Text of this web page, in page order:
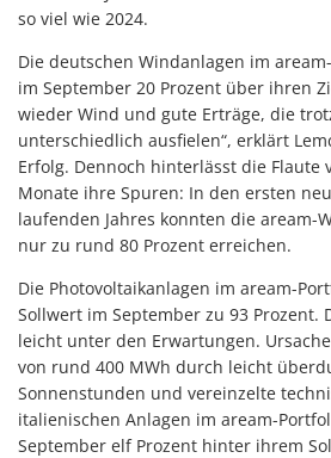
so viel wie 2024.
Die deutschen Windanlagen im
im September 20 Prozent über ihren
wieder Wind und gute Erträge, die
unterschiedlich ausfielen“, erklärt
Erfolg. Dennoch hinterlässt die Flaute
Monate ihre Spuren: In den ersten
laufenden Jahres konnten die aream-
nur zu rund 80 Prozent erreichen.
Die Photovoltaikanlagen im aream-
Sollwert im September zu 93 Prozent.
leicht unter den Erwartungen.
von rund 400 MWh durch leicht
Sonnenstunden und vereinzelte
italienischen Anlagen im aream-
September elf Prozent hinter ihrem